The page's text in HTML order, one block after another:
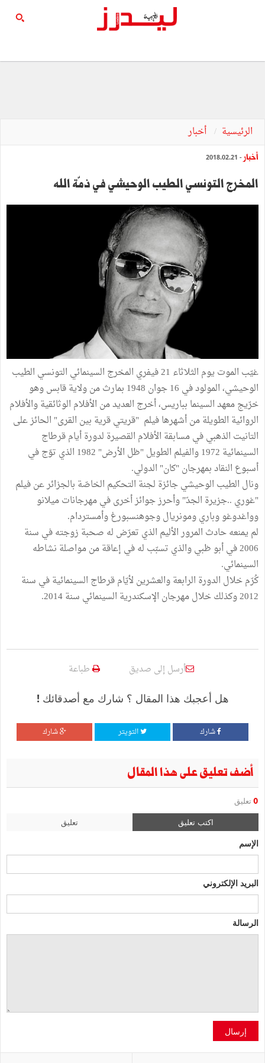
الرئيسية أخبار
أخبار - 2018.02.21
المخرج التونسي الطيب الوحيشي في ذمّة الله
غيّب الموت يوم الثلاثاء 21 فيفري المخرج السينمائي التونسي الطيب
الوحيشي، المولود في 16 جوان 1948 بمارث من ولاية قابس وهو
خرّيج معهد السينما بباريس، أخرج العديد من الأفلام الوثائقية والأفلام
الروائية الطويلة من أشهرها فيلم "قريتي قرية بين القرى" الحائز على
التانيت الذهبي في مسابقة الأفلام القصيرة لدورة أيام قرطاج
السينمائية 1972 والفيلم الطويل "ظل الأرض" 1982 الذي توّج في
أسبوع النقاد بمهرجان "كان" الدولي.
ونال الطيب الوحيشي جائزة لجنة التحكيم الخاصّة بالجزائر عن فيلم
"غوري ..جزيرة الجدّ" وأحرز جوائز أخرى في مهرجانات ميلانو
وواغدوغو وباري ومونريال وجوهنسبورغ وأمستردام.
لم يمنعه حادث المرور الأليم الذي تعرّض له صحبة زوجته في سنة
2006 في أبو ظبي والذي تسبّب له في إعاقة من مواصلة نشاطه
السينمائي.
كُرّم خلال الدورة الرابعة والعشرين لأيّام قرطاج السينمائية في سنة
2012 وكذلك خلال مهرجان الإسكندرية السينمائي سنة 2014.
أرسل إلى صديق طباعة
هل أعجبك هذا المقال ؟ شارك مع أصدقائك !
شارك التويتر شارك
أضف تعليق على هذا المقال
0 تعليق
اكتب تعليق تعليق
الإسم
البريد الإلكتروني
الرسالة
إرسال